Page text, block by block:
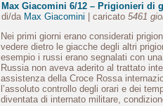
Max Giacomini 6/12 – Prigionieri di
di/da Max Giacomini | caricato 5461
Nei primi giorni erano considerati
vedere dietro le giacche degli altri
esempio i russi erano segnalati con
Russia non aveva aderito al trattato
assistenza della Croce Rossa
l’assoluto controllo degli orari e dei
diventata di internato militare,